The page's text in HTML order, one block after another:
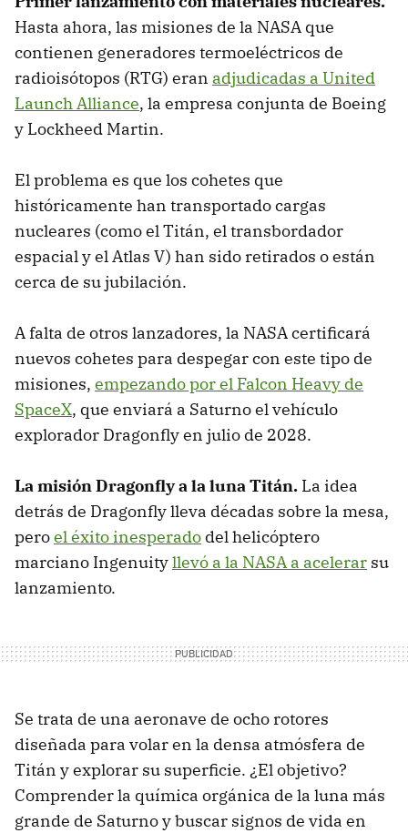
Hasta ahora, las misiones de la NASA que
contienen generadores termoeléctricos de
radioisótopos (RTG) eran adjudicadas a United
Launch Alliance, la empresa conjunta de Boeing
y Lockheed Martin.
El problema es que los cohetes que
históricamente han transportado cargas
nucleares (como el Titán, el transbordador
espacial y el Atlas V) han sido retirados o están
cerca de su jubilación.
A falta de otros lanzadores, la NASA certificará
nuevos cohetes para despegar con este tipo de
misiones, empezando por el Falcon Heavy de
SpaceX, que enviará a Saturno el vehículo
explorador Dragonfly en julio de 2028.
La misión Dragonfly a la luna Titán. La idea
detrás de Dragonfly lleva décadas sobre la mesa,
peroel éxito inesperado del helicóptero
marciano Ingenuityllevó a la NASA a acelerar su
lanzamiento.
Se trata de una aeronave de ocho rotores
diseñada para volar en la densa atmósfera de
Titán y explorar su superficie. ¿El objetivo?
Comprender la química orgánica de la luna más
grande de Saturno y buscar signos de vida en